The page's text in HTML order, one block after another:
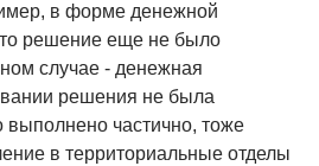
в форме денежной
решение еще не было
случае - денежная
решения не была
частично, тоже
в территориальные отделы